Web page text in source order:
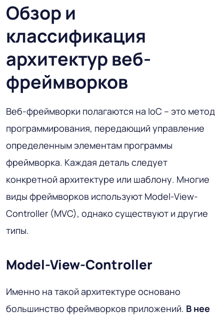
Обзор и
классификация
архитектур веб-
фреймворков
Веб-фреймворки полагаются на IoC – это метод
программирования, передающий управление
определенным элементам программы
фреймворка. Каждая деталь следует
конкретной архитектуре или шаблону. Многие
виды фреймворков используют Model-View-
Controller (MVC), однако существуют и другие
типы.
Model-View-Controller
Именно на такой архитектуре основано
большинство фреймворков приложений. В нее